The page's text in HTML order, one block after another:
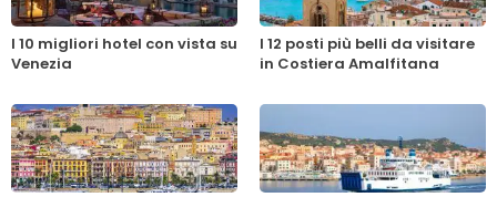
I 10 migliori hotel con vista su
Venezia
I 12 posti più belli da visitare
in Costiera Amalfitana